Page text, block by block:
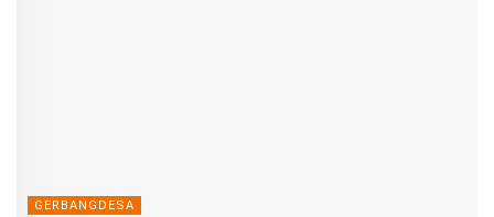
GERBANGDESA